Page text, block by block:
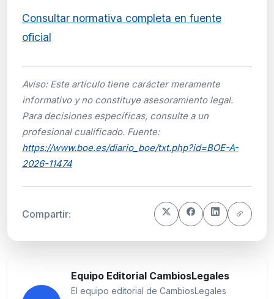
Consultar normativa completa en fuente
oficial
Aviso: Este artículo tiene carácter meramente
informativo y no constituye asesoramiento legal.
Para decisiones específicas, consulte a un
profesional cualificado. Fuente:
https://www.boe.es/diario_boe/txt.php?id=BOE-A-
2026-11474
Compartir:
Equipo Editorial CambiosLegales
El equipo editorial de CambiosLegales